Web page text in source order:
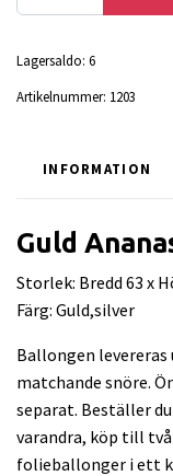
Lagersaldo: 6
Artikelnummer: 1203
INFORMATION
Guld
Storlek: Bredd 63 x
Färg: Guld,silver
Ballongen
matchande snöre.
separat. Beställer
varandra, köp till
folieballonger i ett